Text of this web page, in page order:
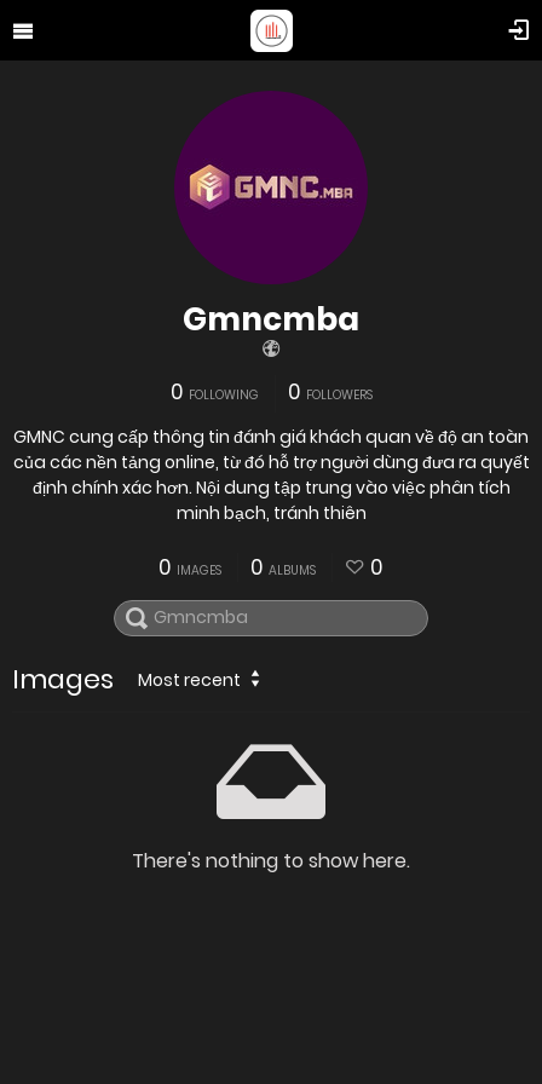
Gmncmba
0 FOLLOWING 0 FOLLOWERS
GMNC cung cấp thông tin đánh giá khách quan về độ an toàn
của các nền tảng online, từ đó hỗ trợ người dùng đưa ra quyết
định chính xác hơn. Nội dung tập trung vào việc phân tích
minh bạch, tránh thiên
0 IMAGES 0 ALBUMS 0
Images Most recent
There's nothing to show here.